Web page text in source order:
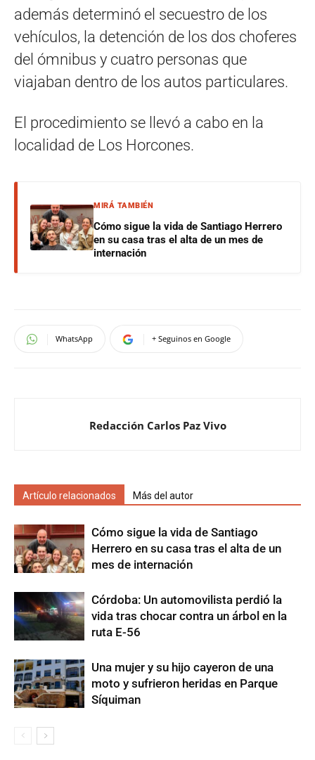
además determinó el secuestro de los
vehículos, la detención de los dos choferes
del ómnibus y cuatro personas que
viajaban dentro de los autos particulares.
El procedimiento se llevó a cabo en la
localidad de Los Horcones.
MIRÁ TAMBIÉN
Cómo sigue la vida de Santiago Herrero
en su casa tras el alta de un mes de
internación
WhatsApp + Seguinos en Google
Redacción Carlos Paz Vivo
Artículo relacionados Más del autor
Cómo sigue la vida de Santiago
Herrero en su casa tras el alta de un
mes de internación
Córdoba: Un automovilista perdió la
vida tras chocar contra un árbol en la
ruta E-56
Una mujer y su hijo cayeron de una
moto y sufrieron heridas en Parque
Síquiman